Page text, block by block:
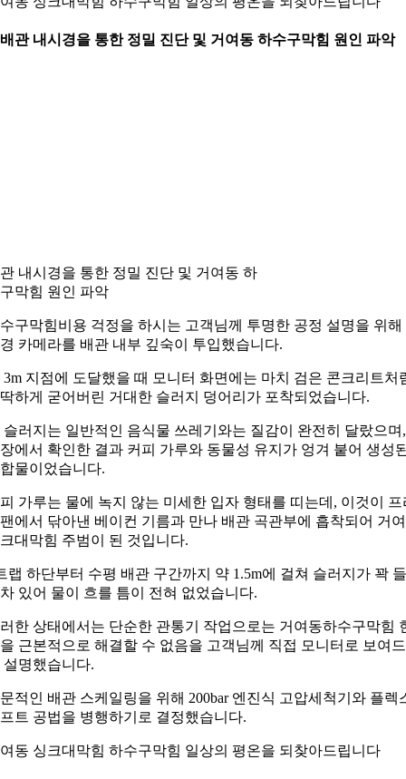
관 내시경을 통한 정밀 진단 및 거여동 하수구막힘 원인 파악
내시경을 통한 정밀 진단 및 거여동 하
막힘 원인 파악
구막힘비용 걱정을 하시는 고객님께 투명한 공정 설명을 위해
카메라를 배관 내부 깊숙이 투입했습니다.
3m 지점에 도달했을 때 모니터 화면에는 마치 검은 콘크리트처
하게 굳어버린 거대한 슬러지 덩어리가 포착되었습니다.
슬러지는 일반적인 음식물 쓰레기와는 질감이 완전히 달랐으며,
에서 확인한 결과 커피 가루와 동물성 유지가 엉겨 붙어 생성
물이었습니다.
가루는 물에 녹지 않는 미세한 입자 형태를 띠는데, 이것이 프
에서 닦아낸 베이컨 기름과 만나 배관 곡관부에 흡착되어 거
대막힘 주범이 된 것입니다.
랩 하단부터 수평 배관 구간까지 약 1.5m에 걸쳐 슬러지가 꽉 들
있어 물이 흐를 틈이 전혀 없었습니다.
한 상태에서는 단순한 관통기 작업으로는 거여동하수구막힘
근본적으로 해결할 수 없음을 고객님께 직접 모니터로 보여
설명했습니다.
적인 배관 스케일링을 위해 200bar 엔진식 고압세척기와 플렉
트 공법을 병행하기로 결정했습니다.
동 싱크대막힘 하수구막힘 일상의 평온을 되찾아드립니다